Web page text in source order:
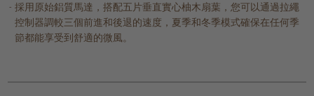
採用原始鋁質馬達，搭配五片垂直實心柚木扇葉，您可以通過拉繩
控制器調較三個前進和後退的速度，夏季和冬季模式確保在任何季
節都能享受到舒適的微風。